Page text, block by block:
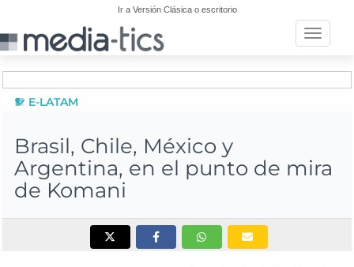
Ir a Versión Clásica o escritorio
Toggle
E-LATAM
Brasil, Chile, México y
Argentina, en el punto de mira
de Komani